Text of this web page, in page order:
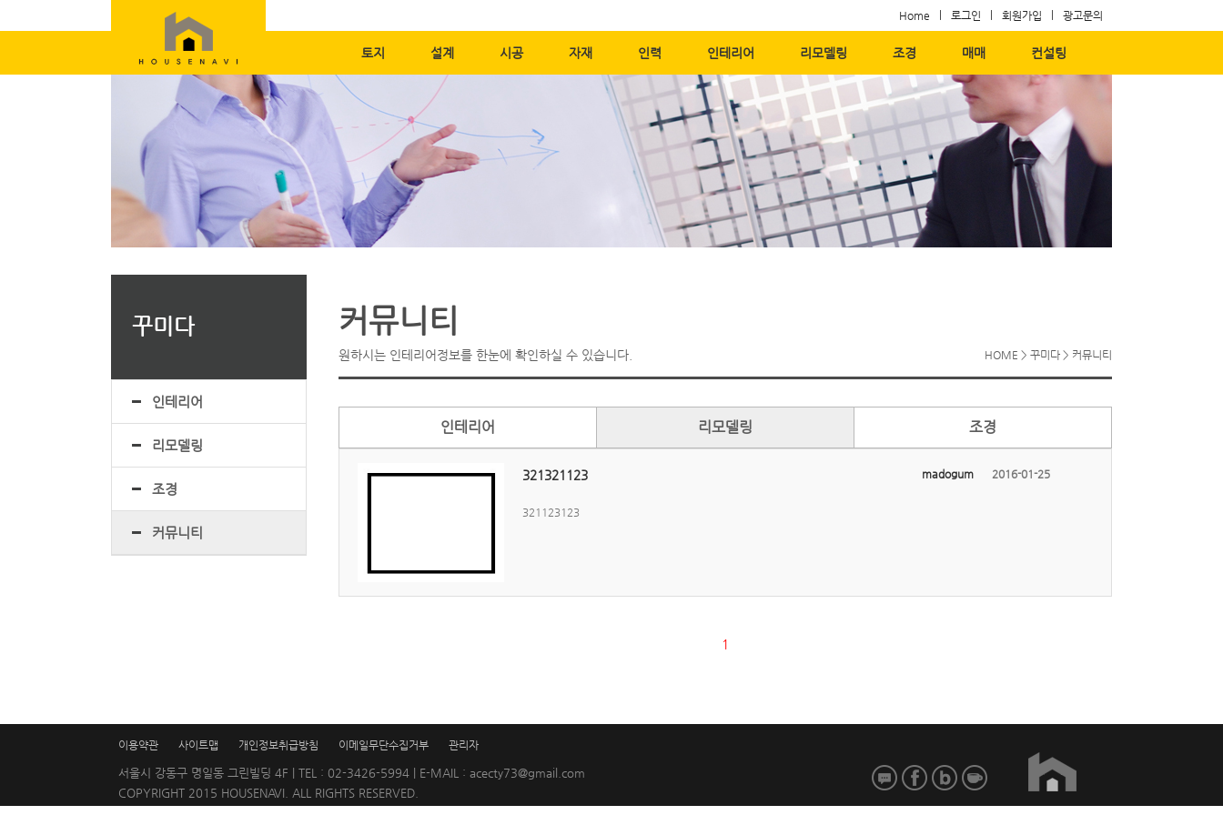
Home 로그인 회원가입 광고문의
토지 설계 시공 자재 인력 인테리어 리모델링 조경 매매 컨설팅
꾸미다
인테리어
리모델링
조경
커뮤니티
커뮤니티
HOME > 꾸미다 > 커뮤니티
원하시는 인테리어정보를 한눈에 확인하실 수 있습니다.
인테리어 리모델링 조경
321321123 madogum 2016-01-25
321123123
1
이용약관 사이트맵 개인정보취급방침 이메일무단수집거부 관리자
서울시 강동구 명일동 그린빌딩 4F | TEL : 02-3426-5994 | E-MAIL : acecty73@gmail.com
COPYRIGHT 2015 HOUSENAVI. ALL RIGHTS RESERVED.